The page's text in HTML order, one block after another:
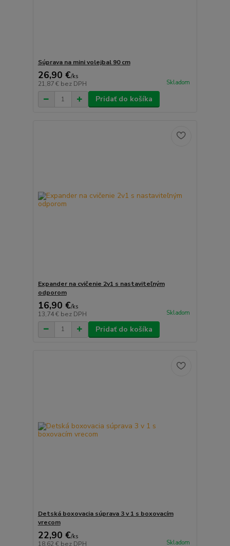
Súprava na mini volejbal 90 cm
26,90 €/ks
21,87 € bez DPH Skladom
Pridať do košíka
Expander na cvičenie 2v1 s nastaviteľným
odporom
16,90 €/ks
13,74 € bez DPH Skladom
Pridať do košíka
Detská boxovacia súprava 3 v 1 s boxovacím
vrecom
22,90 €/ks
18,62 € bez DPH Skladom